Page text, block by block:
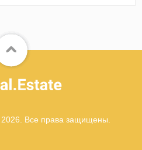
Все права защищены.